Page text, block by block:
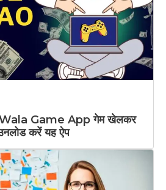
Game App गेम खेलकर
करें यह ऐप